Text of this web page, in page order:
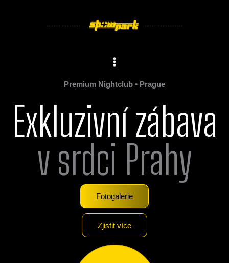
Menu
Premium Nightclub • Prague
Exkluzivní zábava
v srdci Prahy
Fotogalerie
Zjistit více